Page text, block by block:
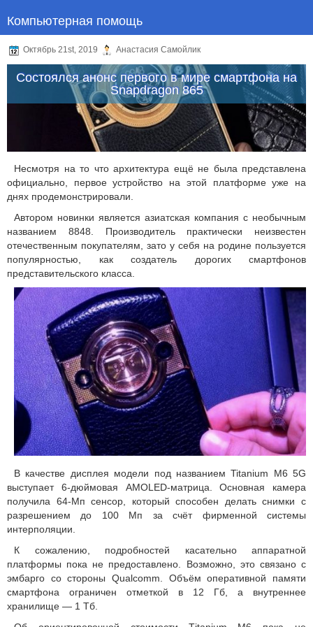
Компьютерная помощь
Октябрь 21st, 2019 Анастасия Самойлик
Состоялся анонс первого в мире смартфона на
Snapdragon 865
Несмотря на то что архитектура ещё не была представлена
официально, первое устройство на этой платформе уже на
днях продемонстрировали.
Автором новинки является азиатская компания с необычным
названием 8848. Производитель практически неизвестен
отечественным покупателям, зато у себя на родине пользуется
популярностью, как создатель дорогих смартфонов
представительского класса.
В качестве дисплея модели под названием Titanium M6 5G
выступает 6-дюймовая AMOLED-матрица. Основная камера
получила 64-Мп сенсор, который способен делать снимки с
разрешением до 100 Мп за счёт фирменной системы
интерполяции.
К сожалению, подробностей касательно аппаратной
платформы пока не предоставлено. Возможно, это связано с
эмбарго со стороны Qualcomm. Объём оперативной памяти
смартфона ограничен отметкой в 12 Гб, а внутреннее
хранилище — 1 Тб.